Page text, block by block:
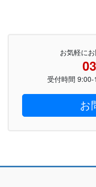
お気軽に
受付時間
お